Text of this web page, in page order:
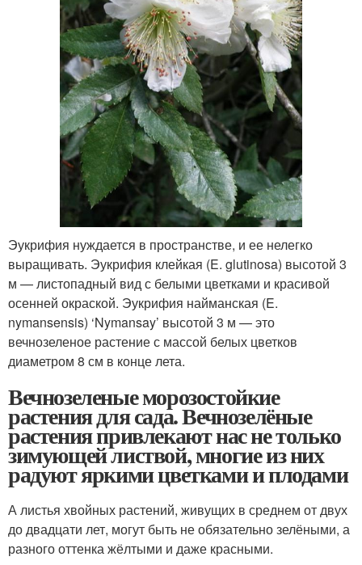
Эукрифия нуждается в пространстве, и ее нелегко
выращивать. Эукрифия клейкая (E. glutinosa) высотой 3
м — листопадный вид с белыми цветками и красивой
осенней окраской. Эукрифия найманская (E.
nymansensis) ‘Nymansay’ высотой 3 м — это
вечнозеленое растение с массой белых цветков
диаметром 8 см в конце лета.
Вечнозеленые морозостойкие
растения для сада. Вечнозелёные
растения привлекают нас не только
зимующей листвой, многие из них
радуют яркими цветками и плодами
А листья хвойных растений, живущих в среднем от двух
до двадцати лет, могут быть не обязательно зелёными, а
разного оттенка жёлтыми и даже красными.